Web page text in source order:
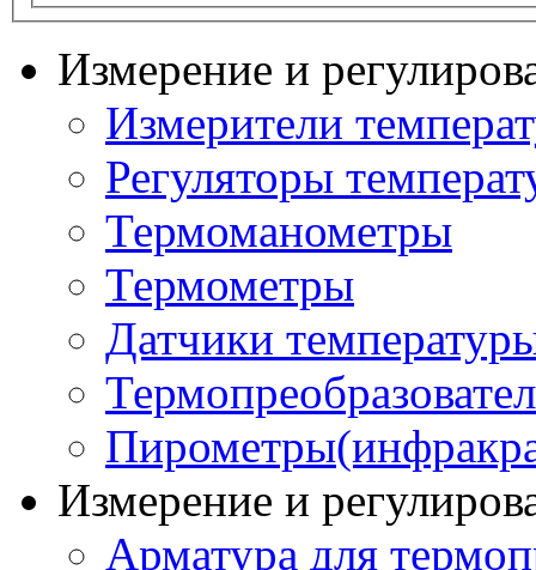
Измерение и
Измерители
Регуляторы
Термоманометры
Термометры
Датчики
Измерение и
Арматура для